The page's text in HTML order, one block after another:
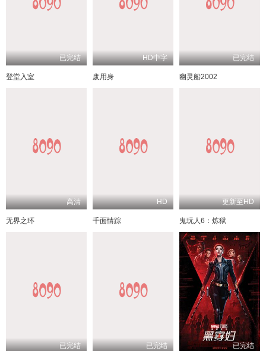
已完结
登堂入室
HD中字
废用身
已完结
幽灵船2002
高清
无界之环
HD
千面情踪
更新至HD
鬼玩人6：炼狱
已完结 已完结 已完结